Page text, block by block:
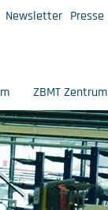
Newsletter Presse
ZBMT Zentrum